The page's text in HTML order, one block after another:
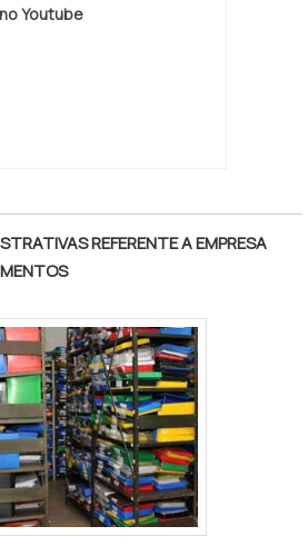
Youtube
REFERENTE A EMPRESA